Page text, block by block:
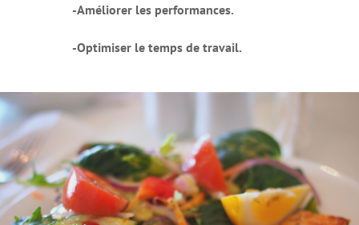
-Améliorer les performances.
-Optimiser le temps de travail.